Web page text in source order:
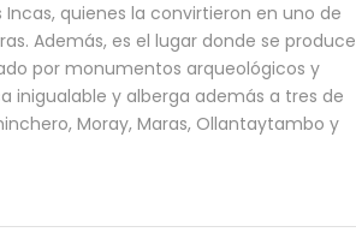
quienes la convirtieron en uno de
Además, es el lugar donde se produce
por monumentos arqueológicos y
inigualable y alberga además a tres de
Moray, Maras, Ollantaytambo y